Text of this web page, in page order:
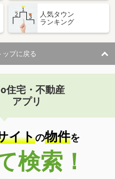
人気タウン
ランキング
ップに戻る
住宅・不動産
アプリ
イトの物件を
検索！